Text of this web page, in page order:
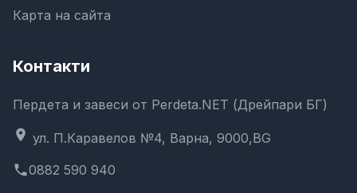
Карта на сайта
Контакти
Пердета и завеси от Perdeta.NET (Дрейпари БГ)
location_on ул. П.Каравелов №4, Варна, 9000,BG
phone0882 590 940